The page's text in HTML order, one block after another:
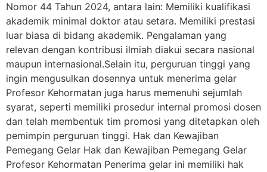
Nomor 44 Tahun 2024, antara lain: Memiliki kualifikasi
akademik minimal doktor atau setara. Memiliki prestasi
luar biasa di bidang akademik. Pengalaman yang
relevan dengan kontribusi ilmiah diakui secara nasional
maupun internasional.Selain itu, perguruan tinggi yang
ingin mengusulkan dosennya untuk menerima gelar
Profesor Kehormatan juga harus memenuhi sejumlah
syarat, seperti memiliki prosedur internal promosi dosen
dan telah membentuk tim promosi yang ditetapkan oleh
pemimpin perguruan tinggi. Hak dan Kewajiban
Pemegang Gelar Hak dan Kewajiban Pemegang Gelar
Profesor Kehormatan Penerima gelar ini memiliki hak